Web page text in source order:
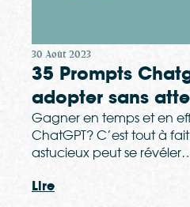
30 Août 2023
35 Prompts
adopter sans
Gagner en temps et en
ChatGPT? C’est tout à
astucieux peut se
Lire